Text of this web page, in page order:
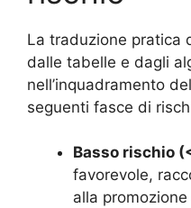
La traduzione pratica
dalle tabelle e dagli
nell’inquadramento
seguenti fasce di
Basso rischio
favorevole,
alla